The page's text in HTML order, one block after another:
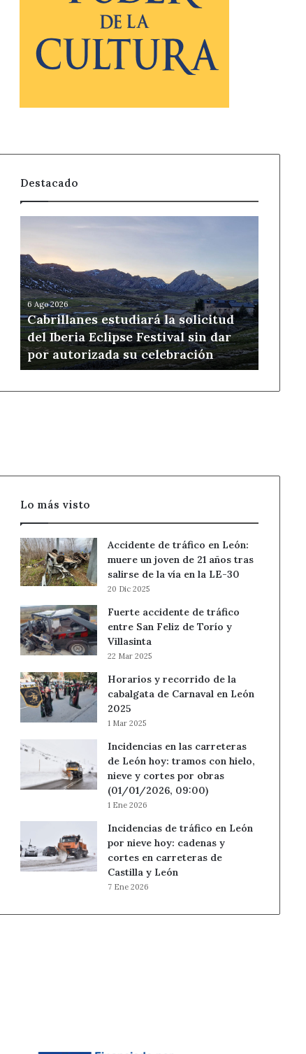
Destacado
la
solicitud
del
Iberia
Eclipse
Festival
sin
dar
por
6 Ago 2026
Cabrillanes estudiará la solicitud
del Iberia Eclipse Festival sin dar
por autorizada su celebración
Lo más visto
Accidente de tráfico en León:
muere un joven de 21 años tras
salirse de la vía en la LE-30
20 Dic 2025
Fuerte accidente de tráfico
entre San Feliz de Torío y
Villasinta
22 Mar 2025
Horarios y recorrido de la
cabalgata de Carnaval en León
2025
1 Mar 2025
Incidencias en las carreteras
de León hoy: tramos con hielo,
nieve y cortes por obras
(01/01/2026, 09:00)
1 Ene 2026
Incidencias de tráfico en León
por nieve hoy: cadenas y
cortes en carreteras de
Castilla y León
7 Ene 2026